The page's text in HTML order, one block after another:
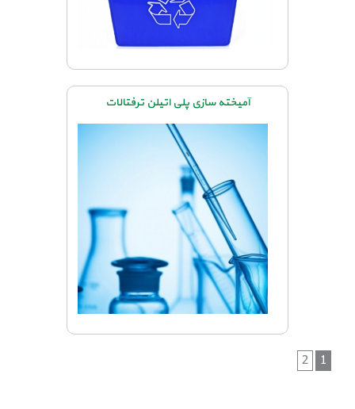
آمیخته سازی پلی اتیلن ترفتالات
1
2